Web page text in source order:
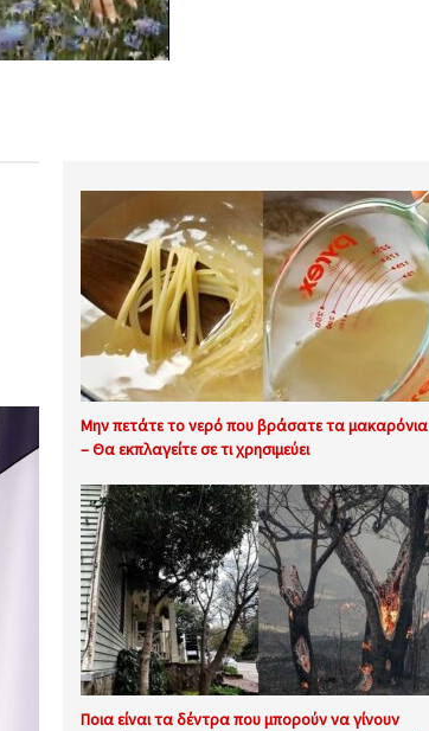
Μην πετάτε το νερό που βράσατε τα μακαρόνια
– Θα εκπλαγείτε σε τι χρησιμεύει
Ποια είναι τα δέντρα που μπορούν να γίνουν